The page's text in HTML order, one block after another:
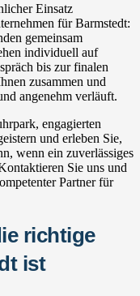
Einsatz
für Barmstedt:
gemeinsam
individuell auf
bis zur finalen
zusammen und
angenehm verläuft.
engagierten
und erleben Sie,
wenn ein zuverlässiges
Sie uns und
Partner für
richtige
ist